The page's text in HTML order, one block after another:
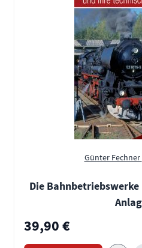
Günter Fechner
Die
39,90 €